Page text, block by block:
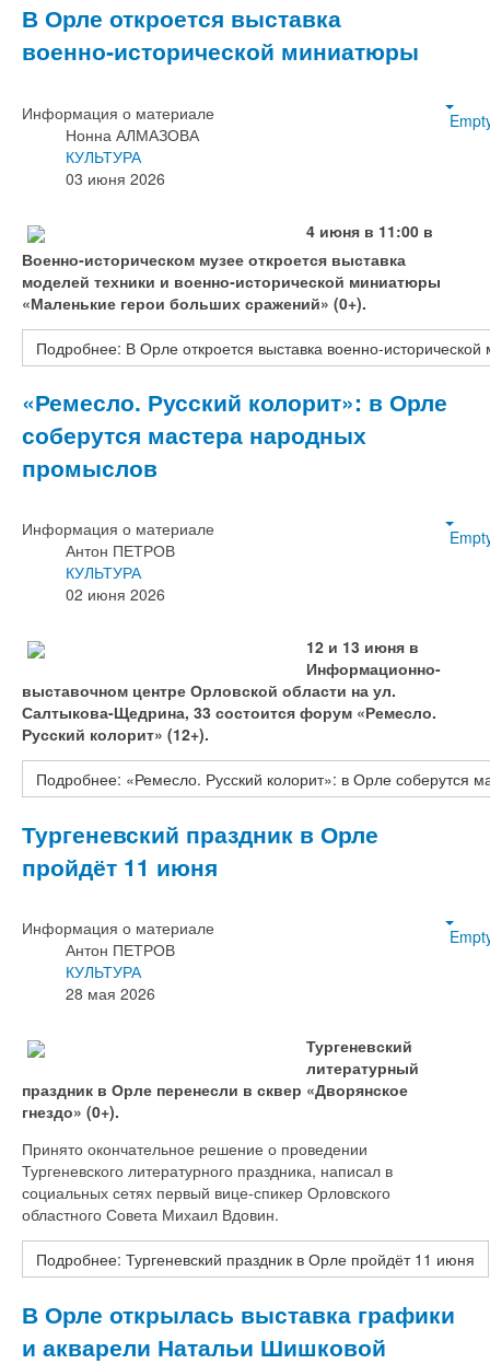
В Орле откроется выставка
военно‑исторической миниатюры
Информация о материале
Нонна АЛМАЗОВА
КУЛЬТУРА
03 июня 2026
4 июня в 11:00 в
Военно‑историческом музее откроется выставка
моделей техники и военно‑исторической миниатюры
«Маленькие герои больших сражений» (0+).
Подробнее: В Орле откроется выставка
«Ремесло. Русский колорит»: в Орле
соберутся мастера народных
промыслов
Информация о материале
Антон ПЕТРОВ
КУЛЬТУРА
02 июня 2026
12 и 13 июня в
Информационно-
выставочном центре Орловской области на ул.
Салтыкова-Щедрина, 33 состоится форум «Ремесло.
Русский колорит» (12+).
Подробнее: «Ремесло. Русский колорит»: в Орле соберутся
Тургеневский праздник в Орле
пройдёт 11 июня
Информация о материале
Антон ПЕТРОВ
КУЛЬТУРА
28 мая 2026
Тургеневский
литературный
праздник в Орле перенесли в сквер «Дворянское
гнездо» (0+).
Принято окончательное решение о проведении
Тургеневского литературного праздника, написал в
социальных сетях первый вице-спикер Орловского
областного Совета Михаил Вдовин.
Подробнее: Тургеневский праздник в Орле пройдёт 11 июня
В Орле открылась выставка графики
и акварели Натальи Шишковой